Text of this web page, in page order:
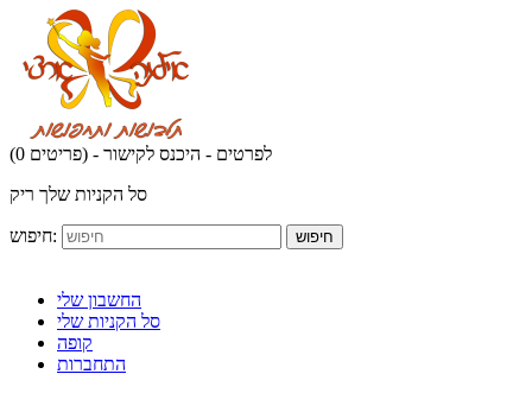
(0 פריטים) - לפרטים - היכנס לקישור
סל הקניות שלך ריק
חיפוש: חיפוש
החשבון שלי
סל הקניות שלי
קופה
התחברות